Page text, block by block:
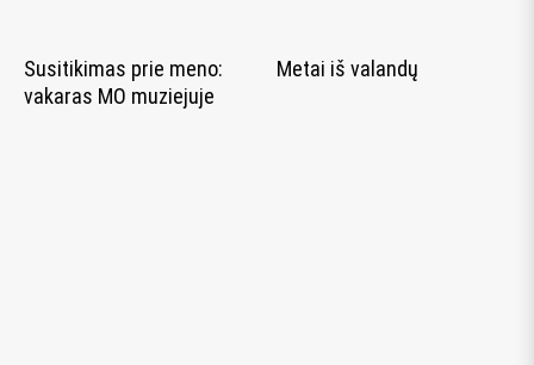
Susitikimas prie meno:
vakaras MO muziejuje
Metai iš valandų